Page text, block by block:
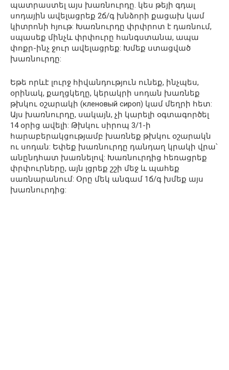
պատրաստել այս խառնուրդը. կես թեյի գդալ
սոդային ավելացրեք 2ճ/գ խնձորի քացախ կամ
կիտրոնի հյութ: Խառնուրդը փրփրոտ է դառնում,
սպասեք մինչև փրփուրը հանգստանա, ապա
փոքր-ինչ ջուր ավելացրեք: Խմեք ստացված
խառնուրդը:
Եթե որևէ լուրջ հիվանդություն ունեք, ինչպես,
օրինակ, քաղցկեղը, կերակրի սոդան խառնեք
թխկու օշարակի (кленовый сироп) կամ մեղրի հետ:
Այս խառնուրդը, սակայն, չի կարելի օգտագործել
14 օրից ավելի: Թխկու սիրոպ 3/1-ի
հարաբերակցությամբ խառնեք թխկու օշարակն
ու սոդան: Եփեք խառնուրդը դանդաղ կրակի վրա՝
անընդհատ խառնելով: Խառնուրդից հեռացրեք
փրփուրները, այն լցրեք շշի մեջ և պահեք
սառնարանում: Օրը մեկ անգամ 1ճ/գ խմեք այս
խառնուրդից: